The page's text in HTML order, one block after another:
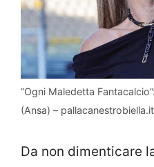
“Ogni Maledetta
(Ansa) – pallacanestrobiella.it
Da non dimenticare